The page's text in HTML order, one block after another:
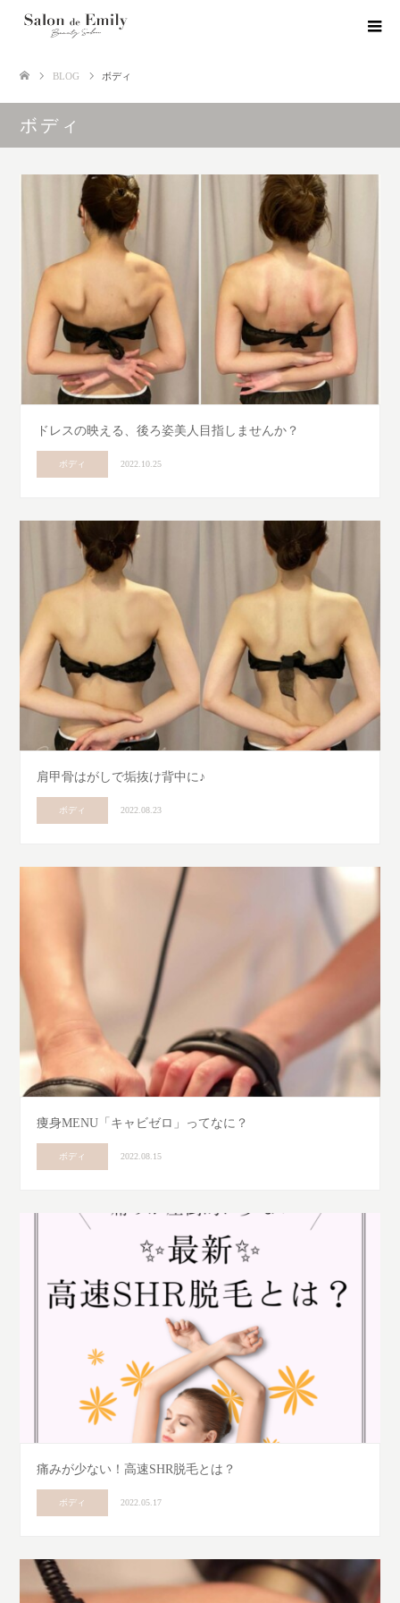
BLOG ボディ
ボディ
ドレスの映える、後ろ姿美人目指しませんか？
ボディ 2022.10.25
肩甲骨はがしで垢抜け背中に♪
ボディ 2022.08.23
痩身MENU「キャビゼロ」ってなに？
ボディ 2022.08.15
痛みが少ない！高速SHR脱毛とは？
ボディ 2022.05.17